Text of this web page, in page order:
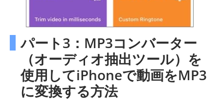
パート3：MP3コンバーター
（オーディオ抽出ツール）を
使用してiPhoneで動画をMP3
に変換する方法